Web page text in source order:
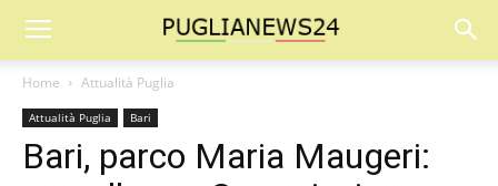
Home Attualità Puglia
Attualità Puglia Bari
Bari, parco Maria Maugeri: